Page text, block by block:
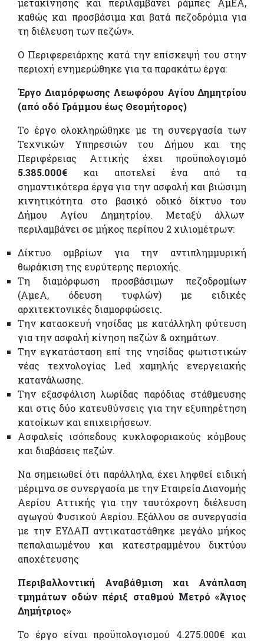
καθώς και προσβάσιμα και βατά πεζοδρόμια για
τη διέλευση των πεζών».
Ο Περιφερειάρχης κατά την επίσκεψή του στην
περιοχή ενημερώθηκε για τα παρακάτω έργα:
Έργο Διαμόρφωσης Λεωφόρου Αγίου Δημητρίου
(από οδό Γράμμου έως Θεομήτορος)
Το έργο ολοκληρώθηκε με τη συνεργασία των
Τεχνικών Υπηρεσιών του Δήμου και της
Περιφέρειας Αττικής έχει προϋπολογισμό
5.385.000€ και αποτελεί ένα από τα
σημαντικότερα έργα για την ασφαλή και βιώσιμη
κινητικότητα στο βασικό οδικό δίκτυο του
Δήμου Αγίου Δημητρίου. Μεταξύ άλλων
περιλαμβάνει σε μήκος περίπου 2 χιλιομέτρων:
Δίκτυο ομβρίων για την αντιπλημμυρική
θωράκιση της ευρύτερης περιοχής.
Τη διαμόρφωση προσβάσιμων πεζοδρομίων
(ΑμεΑ, όδευση τυφλών) με ειδικές
αρχιτεκτονικές διαμορφώσεις.
Την κατασκευή νησίδας με κατάλληλη φύτευση
για την ασφαλή κίνηση πεζών & οχημάτων.
Την εγκατάσταση επί της νησίδας φωτιστικών
νέας τεχνολογίας Led χαμηλής ενεργειακής
κατανάλωσης.
Την εξασφάλιση λωρίδας παρόδιας στάθμευσης
και στις δύο κατευθύνσεις για την εξυπηρέτηση
κατοίκων και επιχειρήσεων.
Ασφαλείς ισόπεδους κυκλοφοριακούς κόμβους
και διαβάσεις πεζών.
Να σημειωθεί ότι παράλληλα, έχει ληφθεί ειδική
μέριμνα σε συνεργασία με την Εταιρεία Διανομής
Αερίου Αττικής για την ταυτόχρονη διέλευση
αγωγού Φυσικού Αερίου. Εξάλλου σε συνεργασία
με την ΕΥΔΑΠ αντικαταστάθηκε μεγάλο μήκος
πεπαλαιωμένου και κατεστραμμένου δικτύου
αποχέτευσης
Περιβαλλοντική Αναβάθμιση και Ανάπλαση
τμημάτων οδών πέριξ σταθμού Μετρό «Άγιος
Δημήτριος»
Το έργο είναι προϋπολογισμού 4.275.000€ και